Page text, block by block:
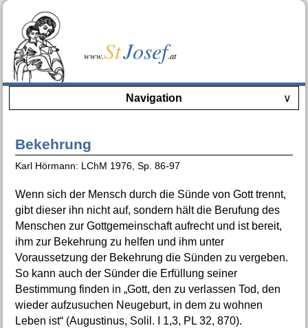
www.StJosef.at
Navigation ∨
Bekehrung
Karl Hörmann: LChM 1976, Sp. 86-97
Wenn sich der Mensch durch die Sünde von Gott trennt,
gibt dieser ihn nicht auf, sondern hält die Berufung des
Menschen zur Gottgemeinschaft aufrecht und ist bereit,
ihm zur Bekehrung zu helfen und ihm unter
Voraussetzung der Bekehrung die Sünden zu vergeben.
So kann auch der Sünder die Erfüllung seiner
Bestimmung finden in „Gott, den zu verlassen Tod, den
wieder aufzusuchen Neugeburt, in dem zu wohnen
Leben ist“ (Augustinus, Solil. I 1,3, PL 32, 870).